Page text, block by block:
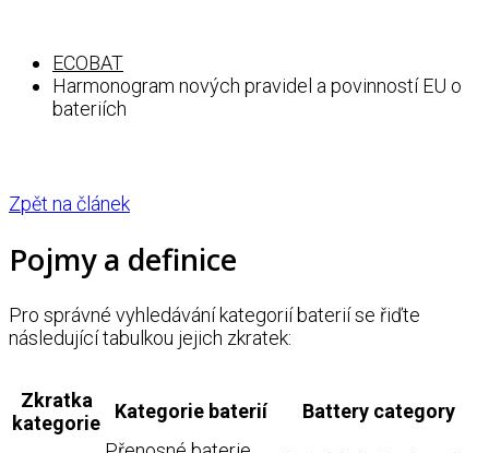
ECOBAT
Harmonogram nových pravidel a povinností EU o
bateriích
Zpět na článek
Pojmy a definice
Pro správné vyhledávání kategorií baterií se řiďte
následující tabulkou jejich zkratek:
Zkratka
kategorie
Kategorie baterií Battery category